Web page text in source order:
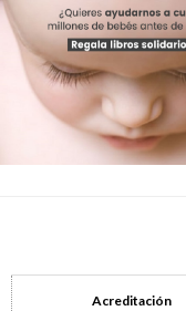
Acreditación